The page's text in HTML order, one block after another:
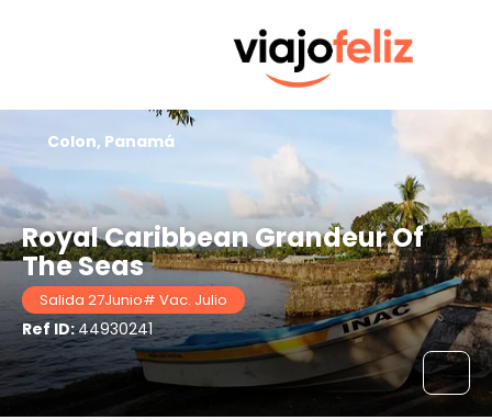
Royal Caribbean Grandeur Of
The Seas
Salida 27Junio# Vac. Julio
Ref ID:44930241
Colon, Panamá